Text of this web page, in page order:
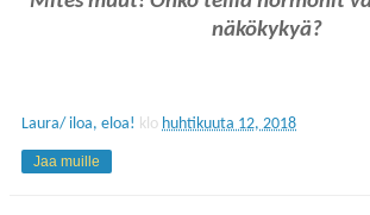
näkökykyä?
Laura/ iloa, eloa! klo huhtikuuta 12, 2018
Jaa muille